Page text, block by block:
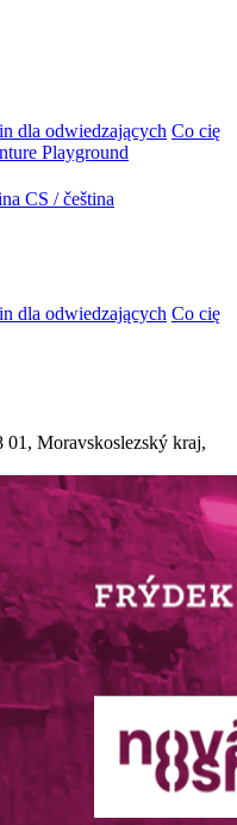
dla odwiedzających Co cię
Playground
CS / čeština
dla odwiedzających Co cię
01 , Moravskoslezský kraj,